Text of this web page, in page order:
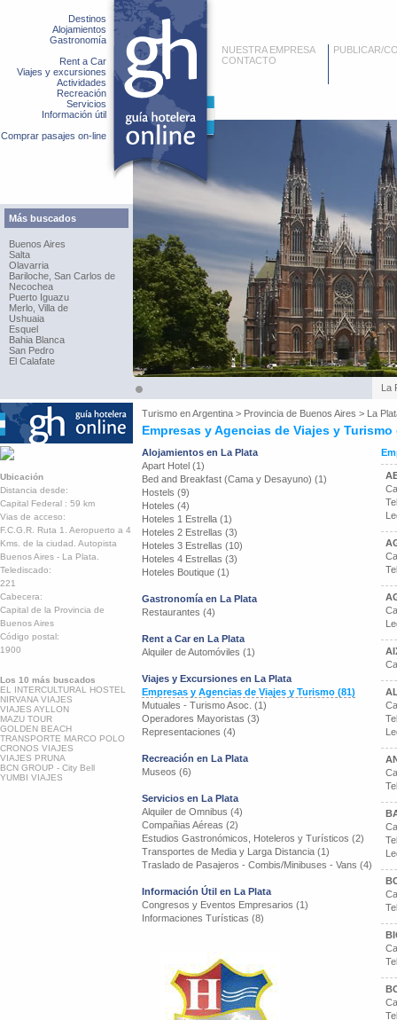
Destinos
Alojamientos
Gastronomía
Rent a Car
Viajes y excursiones
Actividades
Recreación
Servicios
Información útil
Comprar pasajes on-line
Más buscados
Buenos Aires
Salta
Olavarria
Bariloche, San Carlos de
Necochea
Puerto Iguazu
Merlo, Villa de
Ushuaia
Esquel
Bahia Blanca
San Pedro
El Calafate
NUESTRA EMPRESA
CONTACTO
PUBLICAR/
La
Turismo enArgentina > Provincia de Buenos Aires > La
Empresas y Agencias de Viajes y Turismo
Ubicación
Distancia desde:
Capital Federal : 59 km
Vias de acceso:
F.C.G.R. Ruta 1. Aeropuerto a 4
Kms. de la ciudad. Autopista
Buenos Aires - La Plata.
Telediscado:
221
Cabecera:
Capital de la Provincia de
Buenos Aires
Código postal:
1900
Los 10 más buscados
EL INTERCULTURAL HOSTEL
NIRVANA VIAJES
VIAJES AYLLON
MAZU TOUR
GOLDEN BEACH
TRANSPORTE MARCO POLO
CRONOS VIAJES
VIAJES PRUNA
BCN GROUP - City Bell
YUMBI VIAJES
Alojamientos en La Plata
Apart Hotel (1)
Bed and Breakfast (Cama y Desayuno) (1)
Hostels (9)
Hoteles (4)
Hoteles 1 Estrella (1)
Hoteles 2 Estrellas (3)
Hoteles 3 Estrellas (10)
Hoteles 4 Estrellas (3)
Hoteles Boutique (1)
Gastronomía en La Plata
Restaurantes (4)
Rent a Car en La Plata
Alquiler de Automóviles (1)
Viajes y Excursiones en La Plata
Empresas y Agencias de Viajes y Turismo (81)
Mutuales - Turismo Asoc. (1)
Operadores Mayoristas (3)
Representaciones (4)
Recreación en La Plata
Museos (6)
Servicios en La Plata
Alquiler de Omnibus (4)
Compañias Aéreas (2)
Estudios Gastronómicos, Hoteleros y Turísticos (2)
Transportes de Media y Larga Distancia (1)
Traslado de Pasajeros - Combis/Minibuses - Vans (4)
Información Útil en La Plata
Congresos y Eventos Empresarios (1)
Informaciones Turísticas (8)